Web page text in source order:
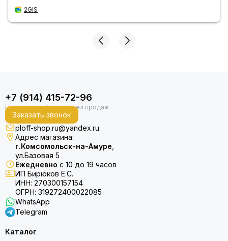
2GIS
+7 (914) 415-72-96
Заказать звонок
ploff-shop.ru@yandex.ru
Адрес магазина:
г.Комсомольск-на-Амуре
ул.Базовая 5
Ежедневно с 10 до 19 часов
ИП Бирюков Е.С.
ИНН: 270300157154
ОГРН: 319272400022085
WhatsApp
Telegram
Каталог